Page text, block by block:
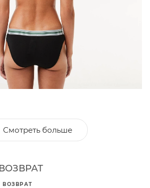
Смотреть больше